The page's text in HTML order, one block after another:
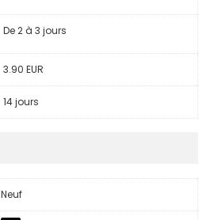
De 2 à 3 jours
3.90 EUR
14 jours
Neuf